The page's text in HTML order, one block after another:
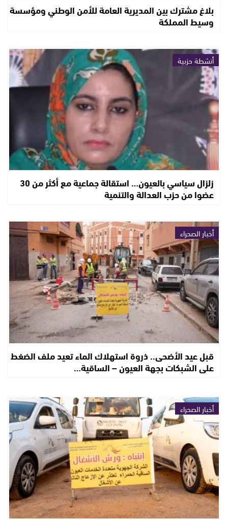
بلاغ مشترك بين المديرية العامة للأمن الوطني ومؤسسة
وسيط المملكة
أنشطة حزبية
زلزال سياسي بالعيون… استقالة جماعية مع أكثر من 30
عضوا من حزب العدالة والتنمية
أخبار الصحراء
قبل عيد الأضحى.. ذروة استهلاك الماء تعيد ملف الضغط
على الشبكات بجهة العيون – الساقية…
أخبار الصحراء